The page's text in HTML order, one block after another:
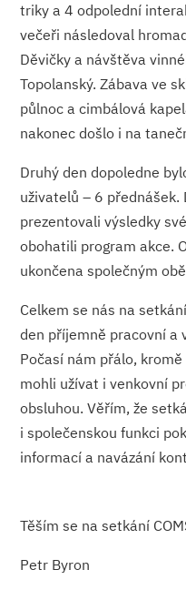
triky a 4 odpolední
večeři následoval
Děvičky a návštěva
Topolanský. Zábava ve
půlnoc a cimbálová
nakonec došlo i na
Druhý den dopoledne
uživatelů – 6
prezentovali výsledky
obohatili program akce.
ukončena společným
Celkem se nás na
den příjemně pracovní a
Počasí nám přálo,
mohli užívat i venkovní
obsluhou. Věřím, že
i společenskou funkci
informací a navázání
Těším se na setkání
Petr Byron